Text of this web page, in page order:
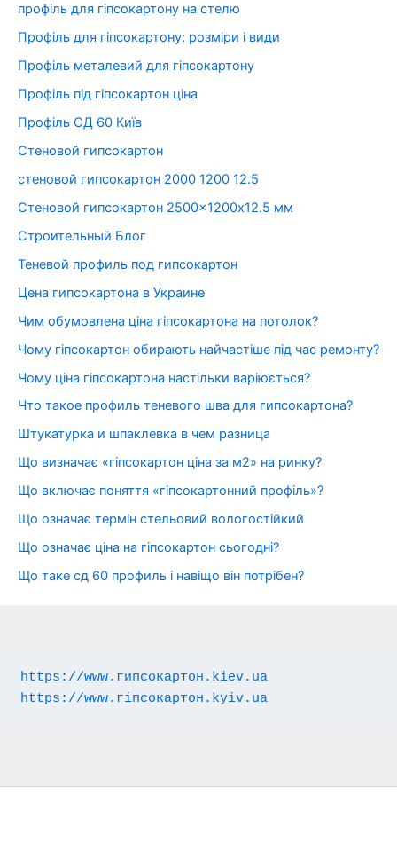
профіль для гіпсокартону на стелю
Профіль для гіпсокартону: розміри і види
Профіль металевий для гіпсокартону
Профіль під гіпсокартон ціна
Профіль СД 60 Київ
Стеновой гипсокартон
стеновой гипсокартон 2000 1200 12.5
Стеновой гипсокартон 2500×1200х12.5 мм
Строительный Блог
Теневой профиль под гипсокартон
Цена гипсокартона в Украине
Чим обумовлена ціна гіпсокартона на потолок?
Чому гіпсокартон обирають найчастіше під час ремонту?
Чому ціна гіпсокартона настільки варіюється?
Что такое профиль теневого шва для гипсокартона?
Штукатурка и шпаклевка в чем разница
Що визначає «гіпсокартон ціна за м2» на ринку?
Що включає поняття «гіпсокартонний профіль»?
Що означає термін стельовий вологостійкий
Що означає ціна на гіпсокартон сьогодні?
Що таке сд 60 профиль і навіщо він потрібен?
https://www.гипсокартон.kiev.ua
https://www.гіпсокартон.kyiv.ua